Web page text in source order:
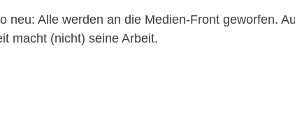
neu: Alle werden an die Medien-Front geworfen.
macht (nicht) seine Arbeit.